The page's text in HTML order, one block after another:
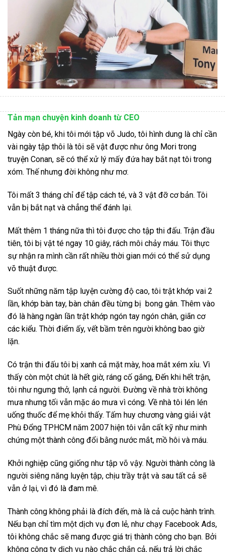
Tản mạn chuyện kinh doanh từ CEO
Ngày còn bé, khi tôi mới tập võ Judo, tôi hình dung là chỉ cần
vài ngày tập thôi là tôi sẽ vật được như ông Mori trong
truyện Conan, sẽ có thể xử lý mấy đứa hay bắt nạt tôi trong
xóm. Thế nhưng đời không như mơ.
Tôi mất 3 tháng chỉ để tập cách té, và 3 vật đỡ cơ bản. Tôi
vẫn bị bắt nạt và chẳng thể đánh lại.
Mất thêm 1 tháng nữa thì tôi được cho tập thi đấu. Trận đầu
tiên, tôi bị vật té ngay 10 giây, rách môi chảy máu. Tôi thực
sự nhận ra mình cần rất nhiều thời gian mới có thể sử dụng
võ thuật được.
Suốt những năm tập luyện cường độ cao, tôi trật khớp vai 2
lần, khớp bàn tay, bàn chân đều từng bị bong gân. Thêm vào
đó là hàng ngàn lần trật khớp ngón tay ngón chân, giãn cơ
các kiểu. Thời điểm ấy, vết bầm trên người không bao giờ
lặn.
Có trận thi đấu tôi bị xanh cả mặt mày, hoa mắt xém xỉu. Vì
thấy còn một chút là hết giờ, ráng cố gắng, Đến khi hết trận,
tôi như ngưng thở, lạnh cả người. Đường về nhà trời không
mưa nhưng tối vẫn mặc áo mưa vì cóng. Về nhà tôi lén lén
uống thuốc để mẹ khỏi thấy. Tấm huy chương vàng giải vật
Phù Đổng TPHCM năm 2007 hiện tôi vẫn cất kỹ như minh
chứng một thành công đổi bằng nước mắt, mồ hôi và máu.
Khởi nghiệp cũng giống như tập võ vậy. Người thành công là
người siêng năng luyện tập, chịu trầy trật và sau tất cả sẽ
vẫn ở lại, vì đó là đam mê.
Thành công không phải là đích đến, mà là cả cuộc hành trình.
Nếu bạn chỉ tìm một dịch vụ đơn lẻ, như chạy Facebook Ads,
tôi không chắc sẽ mang được giá trị thành công cho bạn. Bởi
không công ty dịch vụ nào chắc chắn cả, nếu trả lời chắc